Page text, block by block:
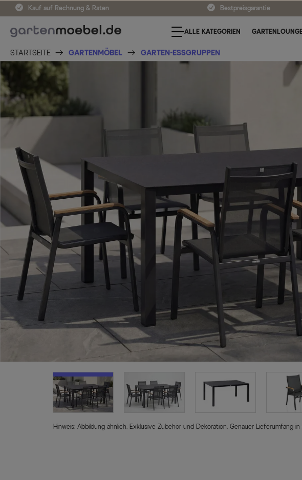
Kauf auf Rechnung & Raten Bestpreisgarantie
ALLE KATEGORIEN
STARTSEITE GARTENMÖBEL GARTEN-ESSGRUPPEN
Hinweis: Abbildung ähnlich. Exklusive Zubehör und Dekoration. Genauer Lieferumfang